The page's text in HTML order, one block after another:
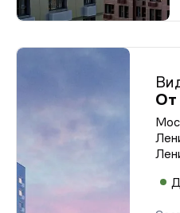
Проектная декларация от
Проектная декларация от
Проектная декларация от
Проектная декларация от
Проектная декларация от
Проектная декларация от
Проектная декларация от
Проектная декларация от
Проектная декларация от
Проектная декларация от
Проектная декларация от
Проектная декларация от
Проектная декларация от
Проектная декларация от
От